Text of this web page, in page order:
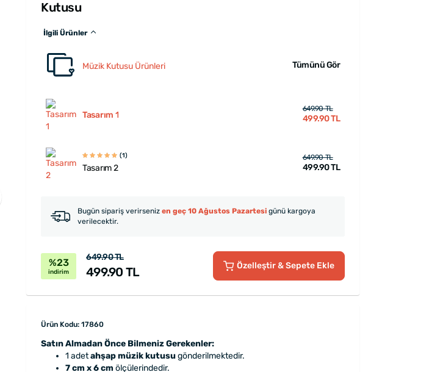
Kutusu
İlgili Ürünler
Müzik Kutusu Ürünleri Tümünü Gör
Tasarım 1
649.90 TL
499.90 TL
(1)
Tasarım 2
649.90 TL
499.90 TL
Bugün sipariş verirseniz en geç 10 Ağustos Pazartesi günü kargoya
verilecektir.
%23
indirim
649.90 TL
499.90 TL Özelleştir& Sepete Ekle
Ürün Kodu: 17860
Satın Almadan Önce Bilmeniz Gerekenler:
1 adetahşap müzik kutusugönderilmektedir.
7 cm x 6 cm ölçülerindedir.